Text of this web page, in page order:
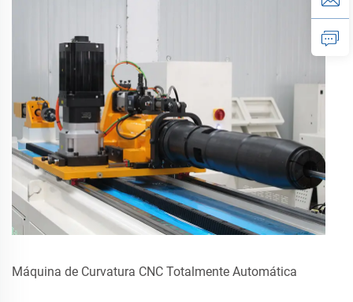
Máquina de Curvatura CNC Totalmente Automática